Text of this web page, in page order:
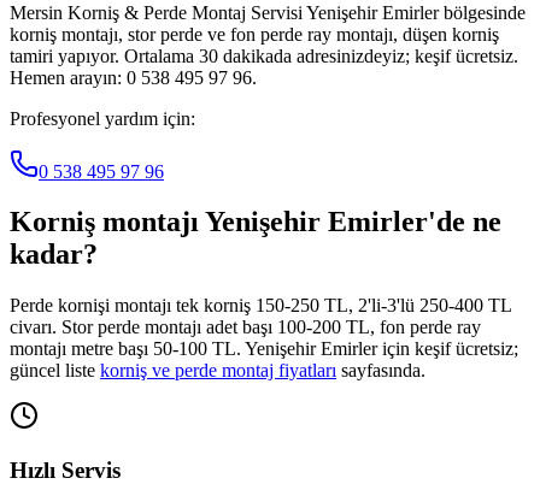
Mersin Korniş & Perde Montaj Servisi Yenişehir Emirler bölgesinde
korniş montajı, stor perde ve fon perde ray montajı, düşen korniş
tamiri yapıyor. Ortalama 30 dakikada adresinizdeyiz; keşif ücretsiz.
Hemen arayın: 0 538 495 97 96.
Profesyonel yardım için:
0 538 495 97 96
Korniş montajıYenişehir Emirler'de ne
kadar?
Perde kornişi montajı tek korniş 150-250 TL, 2'li-3'lü 250-400 TL
civarı. Stor perde montajı adet başı 100-200 TL, fon perde ray
montajı metre başı 50-100 TL. Yenişehir Emirleriçin keşif ücretsiz;
güncel liste korniş ve perde montaj fiyatları sayfasında.
Hızlı Servis